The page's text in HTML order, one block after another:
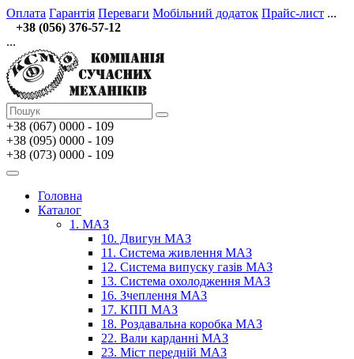
Оплата Гарантія Переваги Мобільний додаток Прайс-лист ...
+38 (056) 376-57-12
...
+38 (067) 0000 - 109
+38 (095) 0000 - 109
+38 (073) 0000 - 109
Головна
Каталог
1. МАЗ
10. Двигун МАЗ
11. Система живлення МАЗ
12. Система випуску газів МАЗ
13. Система охолодження МАЗ
16. Зчеплення МАЗ
17. КПП МАЗ
18. Роздавальна коробка МАЗ
22. Вали карданні МАЗ
23. Міст передній МАЗ